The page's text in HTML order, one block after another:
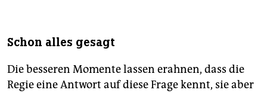
Schon alles gesagt
Die besseren Momente lassen erahnen, dass die
Regie eine Antwort auf diese Frage kennt, sie aber